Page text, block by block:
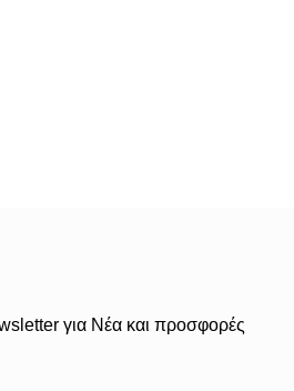
για Νέα και προσφορές